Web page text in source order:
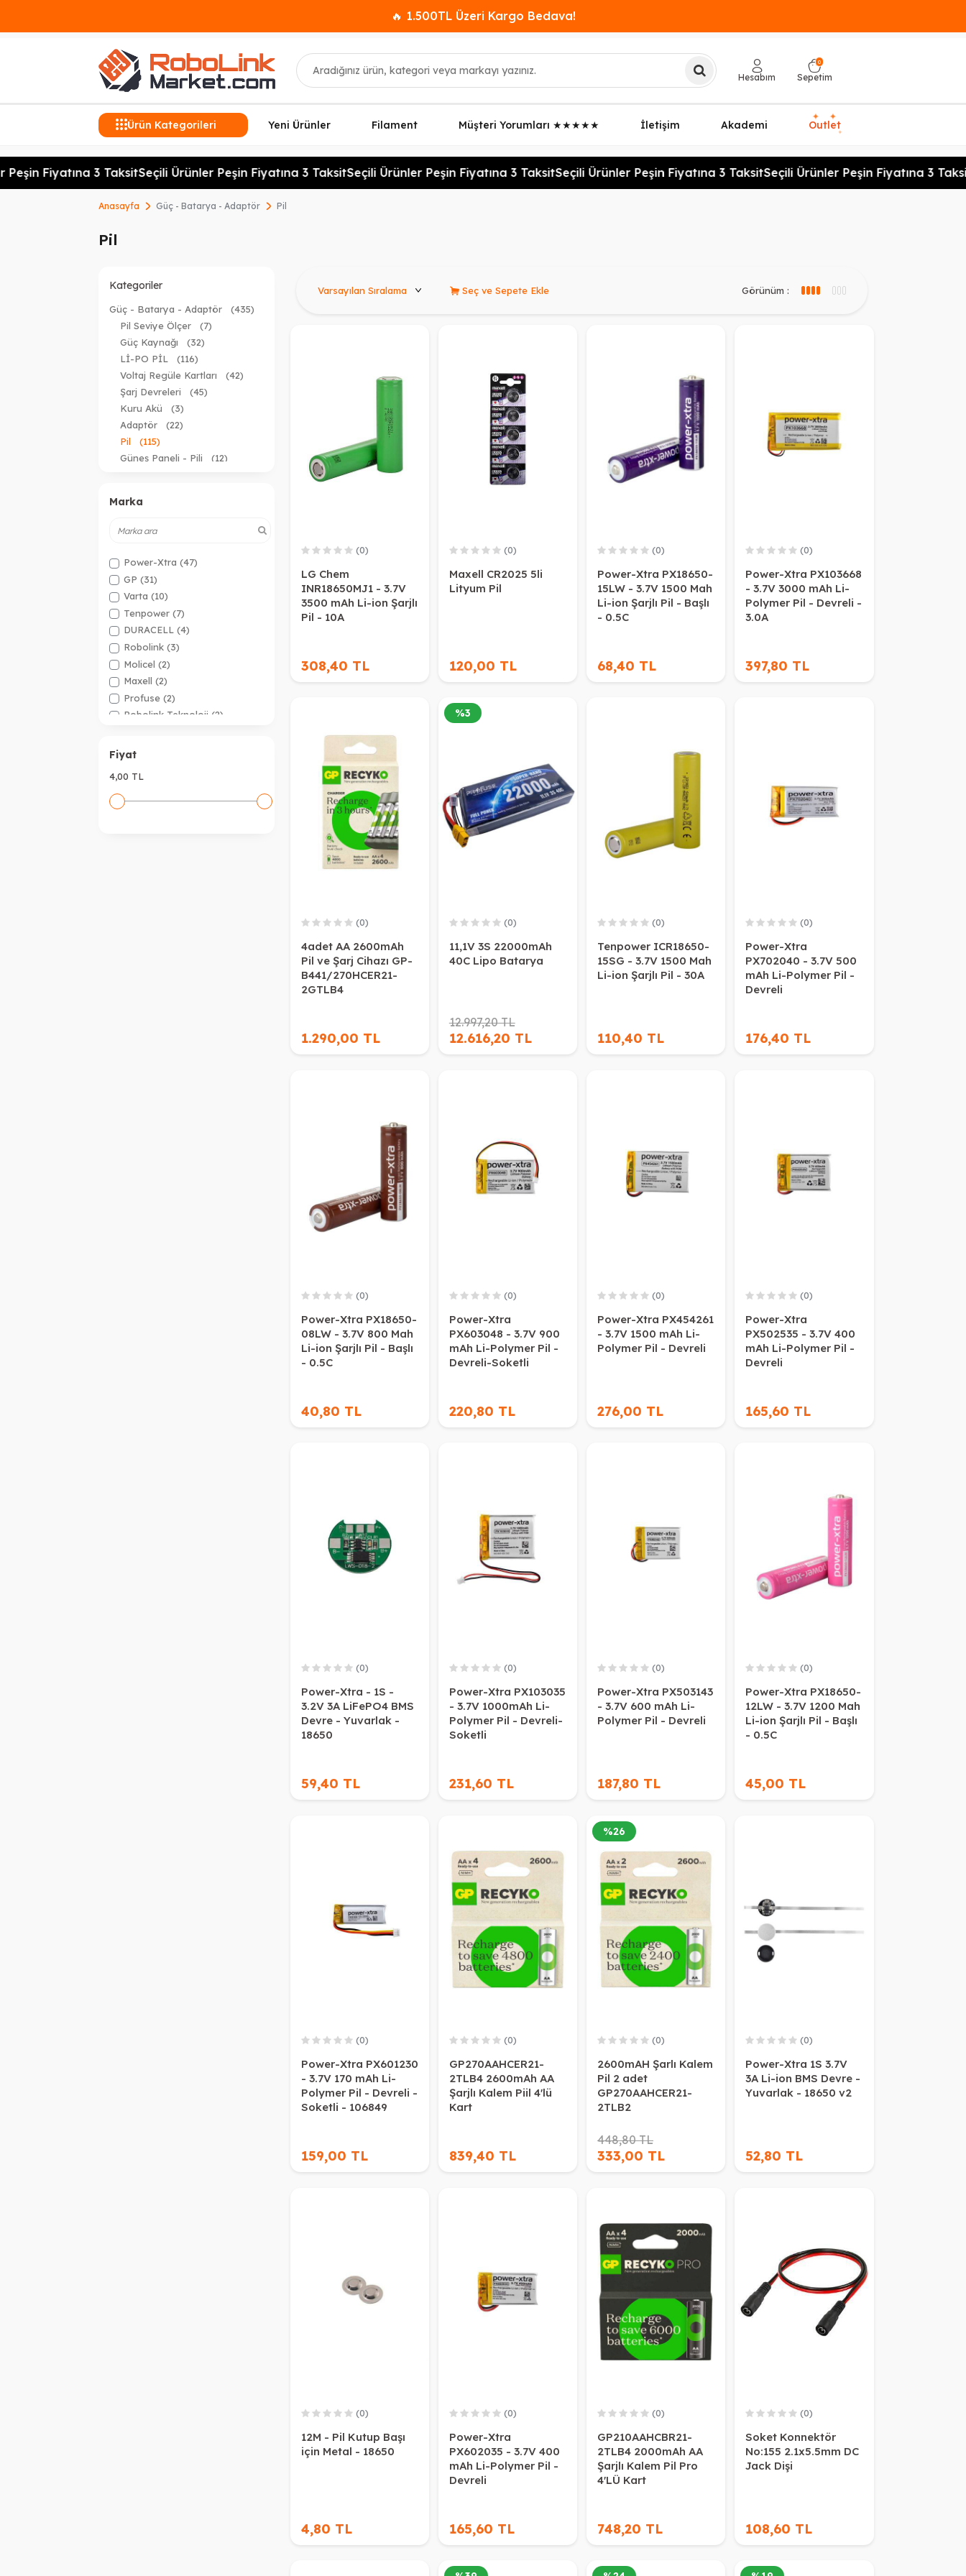
🔥 1.500TL Üzeri Kargo Bedava!
Ara
Hesabım
0
Sepetim
Ürün Kategorileri Yeni Ürünler Filament Müşteri Yorumları ★★★★★ İletişim Akademi Outlet
✦ ✦
✦
Fiyatına 3 TaksitSeçili Ürünler Peşin Fiyatına 3 TaksitSeçili Ürünler Peşin Fiyatına 3 TaksitSeçili Ürünler Peşin Fiyatına 3 TaksitSeçili Ürünler Peşin Fiyatına 3 Taksit
Anasayfa Güç - Batarya - Adaptör Pil
Pil
Kategoriler
Güç - Batarya - Adaptör
(435)
Pil Seviye Ölçer
(7)
Güç Kaynağı
(32)
Lİ-PO PİL
(116)
Voltaj Regüle Kartları
(42)
Şarj Devreleri
(45)
Kuru Akü
(3)
Adaptör
(22)
Pil
(115)
Güneş Paneli - Pili
(12)
Marka
Power-Xtra (47)
GP (31)
Varta (10)
Tenpower (7)
DURACELL (4)
Robolink (3)
Molicel (2)
Maxell (2)
Profuse (2)
Robolink Teknoloji (2)
Xtar
Aspilsan
Fiyat
4,00 TL
Seç ve Sepete Ekle Görünüm : 3 sütun görünüm
(0)
LG Chem
INR18650MJ1 - 3.7V
3500 mAh Li-ion Şarjlı
Pil - 10A
308,40 TL
(0)
Maxell CR2025 5li
Lityum Pil
120,00 TL
(0)
Power-Xtra PX18650-
15LW - 3.7V 1500 Mah
Li-ion Şarjlı Pil - Başlı
- 0.5C
68,40 TL
(0)
Power-Xtra PX103668
- 3.7V 3000 mAh Li-
Polymer Pil - Devreli -
3.0A
397,80 TL
(0)
4adet AA 2600mAh
Pil ve Şarj Cihazı GP-
B441/270HCER21-
2GTLB4
1.290,00 TL
%3
(0)
11,1V 3S 22000mAh
40C Lipo Batarya
12.997,20 TL
12.616,20 TL
(0)
Tenpower ICR18650-
15SG - 3.7V 1500 Mah
Li-ion Şarjlı Pil - 30A
110,40 TL
(0)
Power-Xtra
PX702040 - 3.7V 500
mAh Li-Polymer Pil -
Devreli
176,40 TL
(0)
Power-Xtra PX18650-
08LW - 3.7V 800 Mah
Li-ion Şarjlı Pil - Başlı
- 0.5C
40,80 TL
(0)
Power-Xtra
PX603048 - 3.7V 900
mAh Li-Polymer Pil -
Devreli-Soketli
220,80 TL
(0)
Power-Xtra PX454261
- 3.7V 1500 mAh Li-
Polymer Pil - Devreli
276,00 TL
(0)
Power-Xtra
PX502535 - 3.7V 400
mAh Li-Polymer Pil -
Devreli
165,60 TL
(0)
Power-Xtra - 1S -
3.2V 3A LiFePO4 BMS
Devre - Yuvarlak -
18650
59,40 TL
(0)
Power-Xtra PX103035
- 3.7V 1000mAh Li-
Polymer Pil - Devreli-
Soketli
231,60 TL
(0)
Power-Xtra PX503143
- 3.7V 600 mAh Li-
Polymer Pil - Devreli
187,80 TL
(0)
Power-Xtra PX18650-
12LW - 3.7V 1200 Mah
Li-ion Şarjlı Pil - Başlı
- 0.5C
45,00 TL
(0)
Power-Xtra PX601230
- 3.7V 170 mAh Li-
Polymer Pil - Devreli -
Soketli - 106849
159,00 TL
(0)
GP270AAHCER21-
2TLB4 2600mAh AA
Şarjlı Kalem Piil 4'lü
Kart
839,40 TL
%26
(0)
2600mAH Şarlı Kalem
Pil 2 adet
GP270AAHCER21-
2TLB2
448,80 TL
333,00 TL
(0)
Power-Xtra 1S 3.7V
3A Li-ion BMS Devre -
Yuvarlak - 18650 v2
52,80 TL
(0)
12M - Pil Kutup Başı
için Metal - 18650
4,80 TL
(0)
Power-Xtra
PX602035 - 3.7V 400
mAh Li-Polymer Pil -
Devreli
165,60 TL
(0)
GP210AAHCBR21-
2TLB4 2000mAh AA
Şarjlı Kalem Pil Pro
4'LÜ Kart
748,20 TL
(0)
Soket Konnektör
No:155 2.1x5.5mm DC
Jack Dişi
108,60 TL